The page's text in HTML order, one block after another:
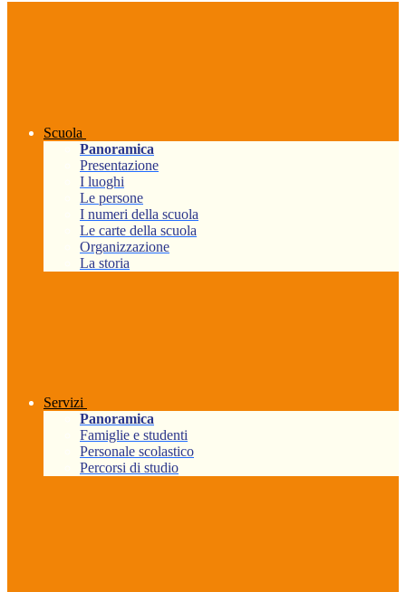
Scuola
Panoramica
Presentazione
I luoghi
Le persone
I numeri della scuola
Le carte della scuola
Organizzazione
La storia
Servizi
Panoramica
Famiglie e studenti
Personale scolastico
Percorsi di studio